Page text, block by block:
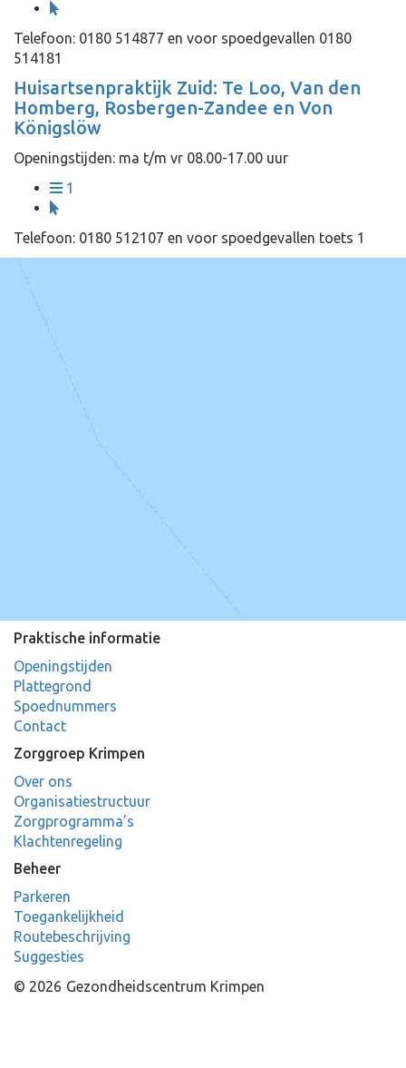
Telefoon: 0180 514877 en voor spoedgevallen 0180
514181
Huisartsenpraktijk Zuid: Te Loo, Van den
Homberg, Rosbergen-Zandee en Von
Königslöw
Openingstijden: ma t/m vr 08.00-17.00 uur
1
Telefoon: 0180 512107 en voor spoedgevallen toets 1
Praktische informatie
Openingstijden
Plattegrond
Spoednummers
Contact
Zorggroep Krimpen
Over ons
Organisatiestructuur
Zorgprogramma’s
Klachtenregeling
Beheer
Parkeren
Toegankelijkheid
Routebeschrijving
Suggesties
© 2026 Gezondheidscentrum Krimpen